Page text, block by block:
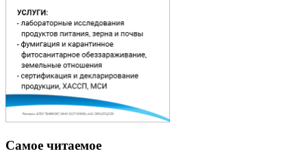
Самое читаемое